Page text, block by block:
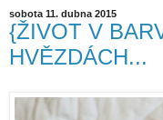
sobota 11. dubna 2015
{ŽIVOT V
HVĚZDÁCH...